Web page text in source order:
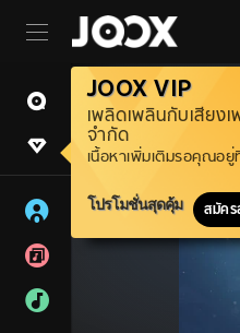
JOOX VIP
เพลิดเพลินกับเสียงเ
จำกัด
เนื้อหาเพิ่มเติมรอคุณอยู่
โปรโมชั่นสุดคุ้ม สมัคร